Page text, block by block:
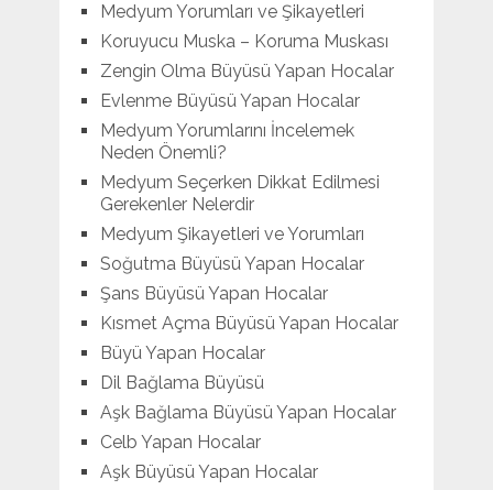
Medyum Yorumları ve Şikayetleri
Koruyucu Muska – Koruma Muskası
Zengin Olma Büyüsü Yapan Hocalar
Evlenme Büyüsü Yapan Hocalar
Medyum Yorumlarını İncelemek
Neden Önemli?
Medyum Seçerken Dikkat Edilmesi
Gerekenler Nelerdir
Medyum Şikayetleri ve Yorumları
Soğutma Büyüsü Yapan Hocalar
Şans Büyüsü Yapan Hocalar
Kısmet Açma Büyüsü Yapan Hocalar
Büyü Yapan Hocalar
Dil Bağlama Büyüsü
Aşk Bağlama Büyüsü Yapan Hocalar
Celb Yapan Hocalar
Aşk Büyüsü Yapan Hocalar